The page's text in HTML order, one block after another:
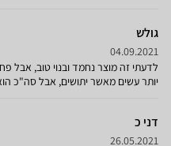
גולש
04.09.2021
לדעתי זה מוצר נחמד ובנוי טוב, אבל
יותר עשים מאשר יתושים, אבל סה"כ
דני כ
26.05.2021